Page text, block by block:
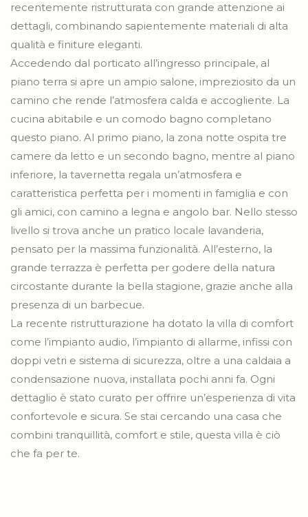
recentemente ristrutturata con grande attenzione ai
dettagli, combinando sapientemente materiali di alta
qualità e finiture eleganti.
Accedendo dal porticato all’ingresso principale, al
piano terra si apre un ampio salone, impreziosito da un
camino che rende l’atmosfera calda e accogliente. La
cucina abitabile e un comodo bagno completano
questo piano. Al primo piano, la zona notte ospita tre
camere da letto e un secondo bagno, mentre al piano
inferiore, la tavernetta regala un’atmosfera e
caratteristica perfetta per i momenti in famiglia e con
gli amici, con camino a legna e angolo bar. Nello stesso
livello si trova anche un pratico locale lavanderia,
pensato per la massima funzionalità. All’esterno, la
grande terrazza è perfetta per godere della natura
circostante durante la bella stagione, grazie anche alla
presenza di un barbecue.
La recente ristrutturazione ha dotato la villa di comfort
come l’impianto audio, l’impianto di allarme, infissi con
doppi vetri e sistema di sicurezza, oltre a una caldaia a
condensazione nuova, installata pochi anni fa. Ogni
dettaglio è stato curato per offrire un’esperienza di vita
confortevole e sicura. Se stai cercando una casa che
combini tranquillità, comfort e stile, questa villa è ciò
che fa per te.